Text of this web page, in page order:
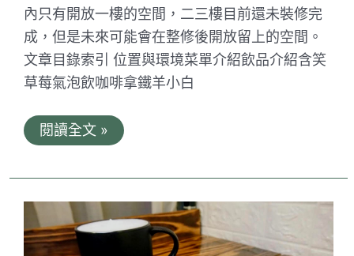
內只有開放一樓的空間，二三樓目前還未裝修完
成，但是未來可能會在整修後開放留上的空間。
文章目錄索引 位置與環境菜單介紹飲品介紹含笑
草莓氣泡飲咖啡拿鐵羊小白
驛
前
啡
館。
屏
東
閱讀全文 »